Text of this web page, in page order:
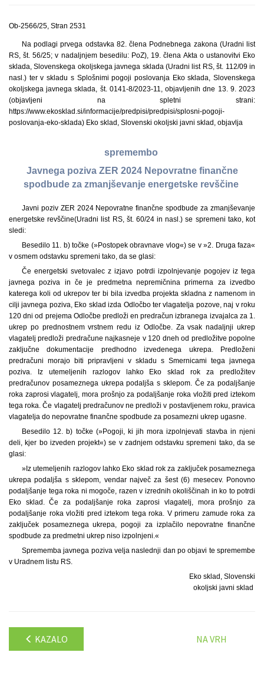
Ob-2566/25, Stran 2531
Na podlagi prvega odstavka 82. člena Podnebnega zakona (Uradni list
RS, št. 56/25; v nadaljnjem besedilu: PoZ), 19. člena Akta o ustanovitvi Eko
sklada, Slovenskega okoljskega javnega sklada (Uradni list RS, št. 112/09 in
nasl.) ter v skladu s Splošnimi pogoji poslovanja Eko sklada, Slovenskega
okoljskega javnega sklada, št. 0141-8/2023-11, objavljenih dne 13. 9. 2023
(objavljeni na spletni strani:
https://www.ekosklad.si/informacije/predpisi/predpisi/splosni-pogoji-
poslovanja-eko-sklada) Eko sklad, Slovenski okoljski javni sklad, objavlja
spremembo
Javnega poziva ZER 2024 Nepovratne finančne
spodbude za zmanjševanje energetske revščine
Javni poziv ZER 2024 Nepovratne finančne spodbude za zmanjševanje
energetske revščine(Uradni list RS, št. 60/24 in nasl.) se spremeni tako, kot
sledi:
Besedilo 11. b) točke (»Postopek obravnave vlog«) se v »2. Druga faza«
v osmem odstavku spremeni tako, da se glasi:
Če energetski svetovalec z izjavo potrdi izpolnjevanje pogojev iz tega
javnega poziva in če je predmetna nepremičnina primerna za izvedbo
katerega koli od ukrepov ter bi bila izvedba projekta skladna z namenom in
cilji javnega poziva, Eko sklad izda Odločbo ter vlagatelja pozove, naj v roku
120 dni od prejema Odločbe predloži en predračun izbranega izvajalca za 1.
ukrep po prednostnem vrstnem redu iz Odločbe. Za vsak nadaljnji ukrep
vlagatelj predloži predračune najkasneje v 120 dneh od predložitve popolne
zaključne dokumentacije predhodno izvedenega ukrepa. Predloženi
predračuni morajo biti pripravljeni v skladu s Smernicami tega javnega
poziva. Iz utemeljenih razlogov lahko Eko sklad rok za predložitev
predračunov posameznega ukrepa podaljša s sklepom. Če za podaljšanje
roka zaprosi vlagatelj, mora prošnjo za podaljšanje roka vložiti pred iztekom
tega roka. Če vlagatelj predračunov ne predloži v postavljenem roku, pravica
vlagatelja do nepovratne finančne spodbude za posamezni ukrep ugasne.
Besedilo 12. b) točke (»Pogoji, ki jih mora izpolnjevati stavba in njeni
deli, kjer bo izveden projekt«) se v zadnjem odstavku spremeni tako, da se
glasi:
»Iz utemeljenih razlogov lahko Eko sklad rok za zaključek posameznega
ukrepa podaljša s sklepom, vendar največ za šest (6) mesecev. Ponovno
podaljšanje tega roka ni mogoče, razen v izrednih okoliščinah in ko to potrdi
Eko sklad. Če za podaljšanje roka zaprosi vlagatelj, mora prošnjo za
podaljšanje roka vložiti pred iztekom tega roka. V primeru zamude roka za
zaključek posameznega ukrepa, pogoji za izplačilo nepovratne finančne
spodbude za predmetni ukrep niso izpolnjeni.«
Sprememba javnega poziva velja naslednji dan po objavi te spremembe
v Uradnem listu RS.
Eko sklad, Slovenski
okoljski javni sklad
KAZALO NA VRH